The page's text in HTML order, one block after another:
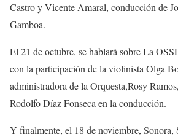
Castro y Vicente Amaral, conducción de
Gamboa.
El 21 de octubre, se hablará sobreLa
con la participación de la violinista Olga
administradora de la Orquesta,Rosy
Rodolfo Díaz Fonseca en la conducción.
Y finalmente, el 18 denoviembre, Sonora,